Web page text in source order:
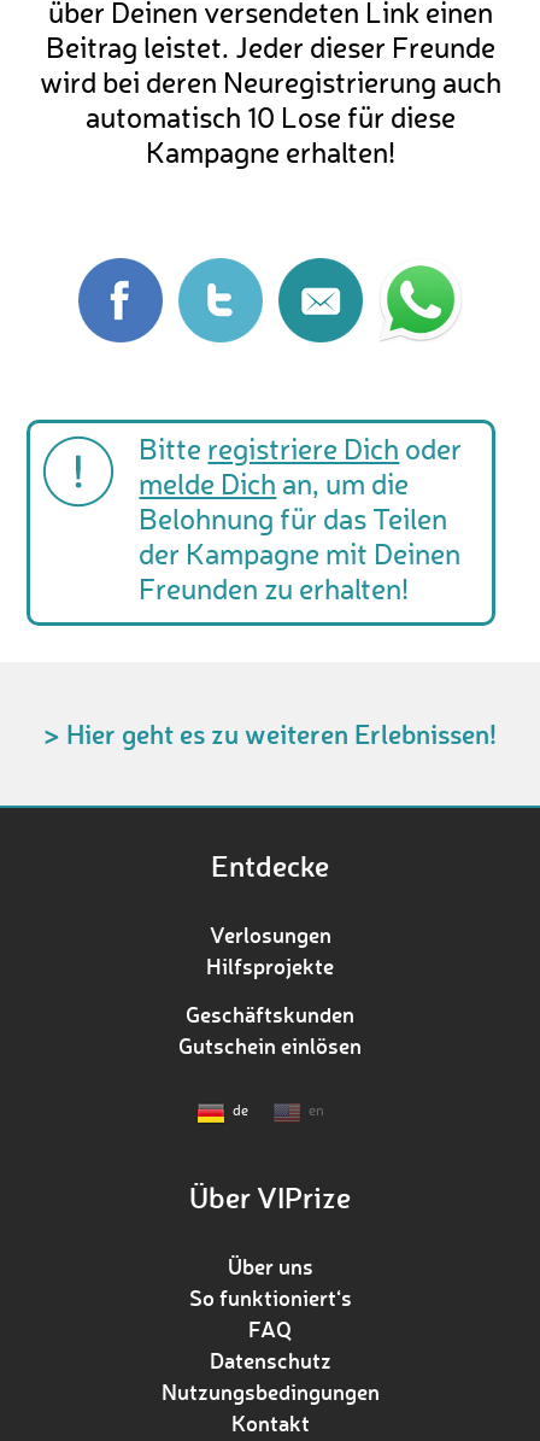
über Deinen versendeten Link einen
Beitrag leistet. Jeder dieser Freunde
wird bei deren Neuregistrierung auch
automatisch 10 Lose für diese
Kampagne erhalten!
Bitte registriere Dich oder
melde Dich an, um die
Belohnung für das Teilen
der Kampagne mit Deinen
Freunden zu erhalten!
> Hier geht es zu weiteren Erlebnissen!
Entdecke
Verlosungen
Hilfsprojekte
Geschäftskunden
Gutschein einlösen
de en
Über VIPrize
Über uns
So funktioniert‘s
FAQ
Datenschutz
Nutzungsbedingungen
Kontakt